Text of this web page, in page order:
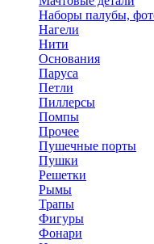
Наборы палубы,
Нагели
Нити
Основания
Паруса
Петли
Пиллерсы
Помпы
Прочее
Пушечные порты
Пушки
Решетки
Рымы
Трапы
Фигуры
Фонари